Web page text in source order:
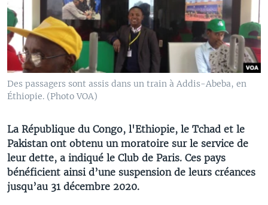
Des passagers sont assis dans un train à Addis-Abeba, en
Éthiopie. (Photo VOA)
La République du Congo, l'Ethiopie, le Tchad et le
Pakistan ont obtenu un moratoire sur le service de
leur dette, a indiqué le Club de Paris. Ces pays
bénéficient ainsi d’une suspension de leurs créances
jusqu’au 31 décembre 2020.